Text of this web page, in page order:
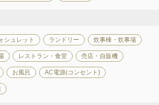
シュレット ランドリー 炊事棟・炊事場
レストラン・食堂 売店・自販機
お風呂 AC電源(コンセント)